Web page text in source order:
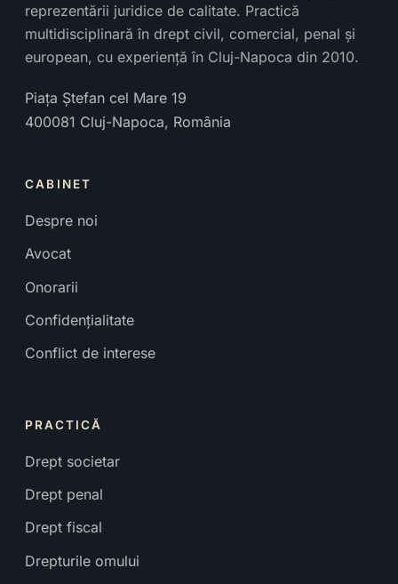
reprezentării juridice de calitate. Practică
multidisciplinară în drept civil, comercial, penal și
european, cu experiență în Cluj-Napoca din 2010.
Piața Ștefan cel Mare 19
400081 Cluj-Napoca, România
CABINET
Despre noi
Avocat
Onorarii
Confidențialitate
Conflict de interese
PRACTICĂ
Drept societar
Drept penal
Drept fiscal
Drepturile omului